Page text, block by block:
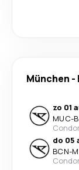
München -
zo 01
MUC-
do 05
BCN-